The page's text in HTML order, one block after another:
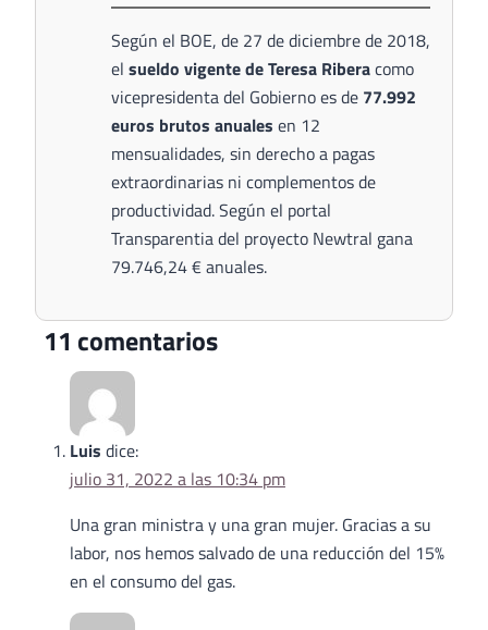
Según el BOE, de 27 de diciembre de 2018,
el sueldo vigente de Teresa Riberacomo
vicepresidenta del Gobierno es de 77.992
euros brutos anuales en 12
mensualidades, sin derecho a pagas
extraordinarias ni complementos de
productividad. Según el portal
Transparentia del proyecto Newtral gana
79.746,24 € anuales.
11 comentarios
Luis dice:
julio 31, 2022 a las 10:34 pm
Una gran ministra y una gran mujer. Gracias a su
labor, nos hemos salvado de una reducción del 15%
en el consumo del gas.